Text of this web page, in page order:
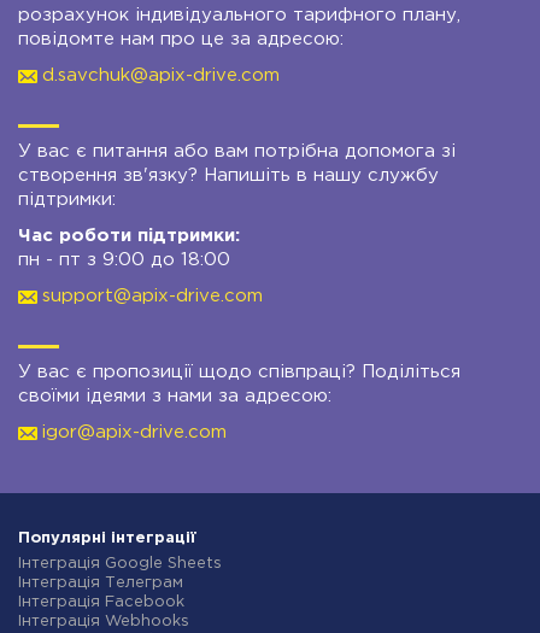
розрахунок індивідуального тарифного плану,
повідомте нам про це за адресою:
d.savchuk@apix-drive.com
У вас є питання або вам потрібна допомога зі
створення зв'язку? Напишіть в нашу службу
підтримки:
Час роботи підтримки:
пн - пт з 9:00 до 18:00
support@apix-drive.com
У вас є пропозиції щодо співпраці? Поділіться
своїми ідеями з нами за адресою:
igor@apix-drive.com
Популярні інтеграції
Інтеграція Google Sheets
Інтеграція Телеграм
Інтеграція Facebook
Інтеграція Webhooks